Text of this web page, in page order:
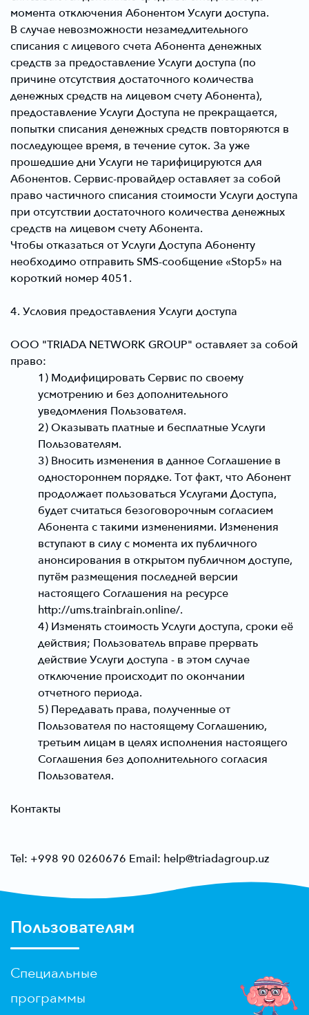
момента отключения Абонентом Услуги доступа.
В случае невозможности незамедлительного
списания с лицевого счета Абонента денежных
средств за предоставление Услуги доступа (по
причине отсутствия достаточного количества
денежных средств на лицевом счету Абонента),
предоставление Услуги Доступа не прекращается,
попытки списания денежных средств повторяются в
последующее время, в течение суток. За уже
прошедшие дни Услуги не тарифицируются для
Абонентов. Сервис-провайдер оставляет за собой
право частичного списания стоимости Услуги доступа
при отсутствии достаточного количества денежных
средств на лицевом счету Абонента.
Чтобы отказаться от Услуги Доступа Абоненту
необходимо отправить SMS-сообщение «Stop5» на
короткий номер 4051.
4. Условия предоставления Услуги доступа
ООО "TRIADA NETWORK GROUP" оставляет за собой
право:
1) Модифицировать Сервис по своему
усмотрению и без дополнительного
уведомления Пользователя.
2) Оказывать платные и бесплатные Услуги
Пользователям.
3) Вносить изменения в данное Соглашение в
одностороннем порядке. Тот факт, что Абонент
продолжает пользоваться Услугами Доступа,
будет считаться безоговорочным согласием
Абонента с такими изменениями. Изменения
вступают в силу с момента их публичного
анонсирования в открытом публичном доступе,
путём размещения последней версии
настоящего Соглашения на ресурсе
http://ums.trainbrain.online/.
4) Изменять стоимость Услуги доступа, сроки её
действия; Пользователь вправе прервать
действие Услуги доступа - в этом случае
отключение происходит по окончании
отчетного периода.
5) Передавать права, полученные от
Пользователя по настоящему Соглашению,
третьим лицам в целях исполнения настоящего
Соглашения без дополнительного согласия
Пользователя.
Контакты
Tel: +998 90 0260676 Email: help@triadagroup.uz
Пользователям
Специальные
программы